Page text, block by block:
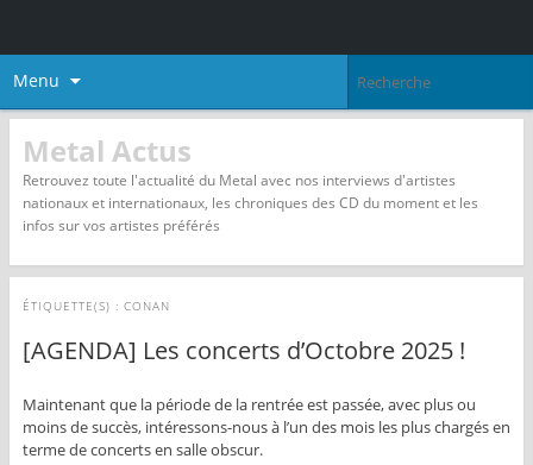
Menu
Metal Actus
Retrouvez toute l'actualité du Metal avec nos interviews d'artistes
nationaux et internationaux, les chroniques des CD du moment et les
infos sur vos artistes préférés
ÉTIQUETTE(S) : CONAN
[AGENDA] Les concerts d’Octobre 2025 !
Maintenant que la période de la rentrée est passée, avec plus ou
moins de succès, intéressons-nous à l’un des mois les plus chargés en
terme de concerts en salle obscur.